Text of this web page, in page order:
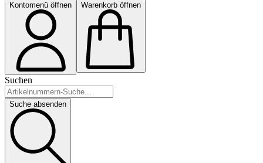
Kontomenü öffnen Warenkorb öffnen
Suchen
Suche absenden